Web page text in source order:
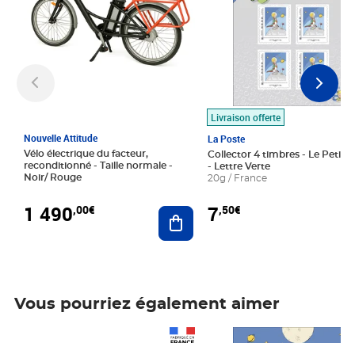
Nouvelle Attitude
Vélo électrique du facteur,
reconditionné - Taille normale -
Noir/ Rouge
1 490,00€ Ajouter au panier
Livraison offerte
La Poste
Collector 4 timbres - Le Petit
- Lettre Verte
20g / France
7,50€
Vous pourriez également aimer
Prix 7,50€